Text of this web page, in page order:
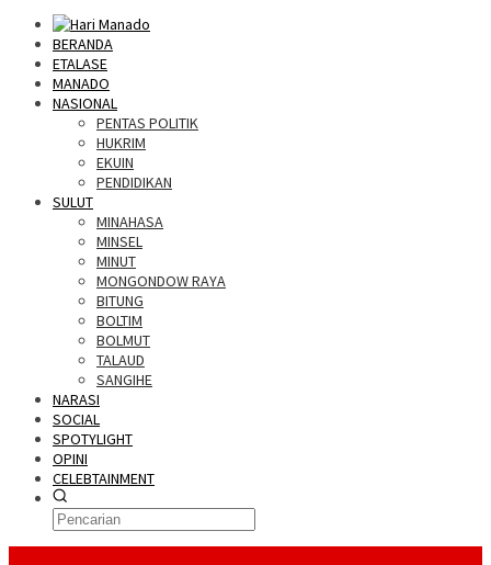
BERANDA
ETALASE
MANADO
NASIONAL
PENTAS POLITIK
HUKRIM
EKUIN
PENDIDIKAN
SULUT
MINAHASA
MINSEL
MINUT
MONGONDOW RAYA
BITUNG
BOLTIM
BOLMUT
TALAUD
SANGIHE
NARASI
SOCIAL
SPOTYLIGHT
OPINI
CELEBTAINMENT